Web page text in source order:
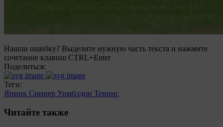
Нашли ошибку? Выделите нужную часть текста и нажмите
сочетание клавиш CTRL+Enter
Поделиться:
Теги:
Янник Синнер Уимблдон Теннис
Читайте также